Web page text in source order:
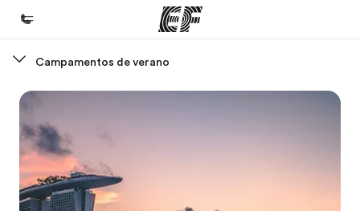
Bienvenido a EF
Programas
Ver todo lo que hacemos
Oficinas
Campamentos de verano